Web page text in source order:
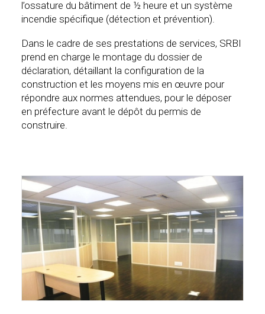
l’ossature du bâtiment de ½ heure et un système
incendie spécifique (détection et prévention).
Dans le cadre de ses prestations de services, SRBI
prend en charge le montage du dossier de
déclaration, détaillant la configuration de la
construction et les moyens mis en œuvre pour
répondre aux normes attendues, pour le déposer
en préfecture avant le dépôt du permis de
construire.